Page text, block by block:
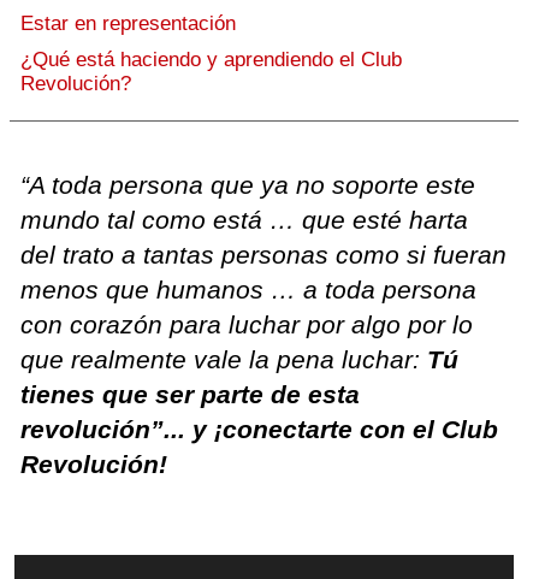
Estar en representación
¿Qué está haciendo y aprendiendo el Club
Revolución?
“A toda persona que ya no soporte este
mundo tal como está … que esté harta
del trato a tantas personas como si fueran
menos que humanos … a toda persona
con corazón para luchar por algo por lo
que realmente vale la pena luchar: Tú
tienes que ser parte de esta
revolución”... y ¡conectarte con el Club
Revolución!